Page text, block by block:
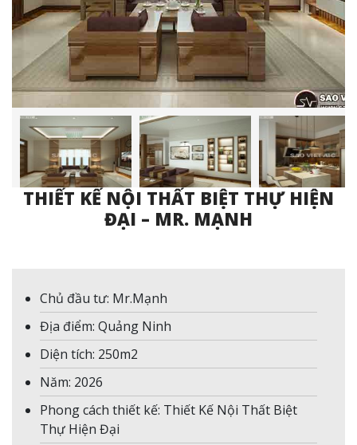
THIẾT KẾ NỘI THẤT BIỆT THỰ HIỆN
ĐẠI – MR. MẠNH
Chủ đầu tư: Mr.Mạnh
Địa điểm: Quảng Ninh
Diện tích: 250m2
Năm: 2026
Phong cách thiết kế: Thiết Kế Nội Thất Biệt
Thự Hiện Đại